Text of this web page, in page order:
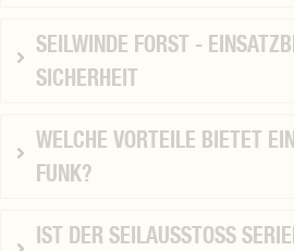
SEILWINDE FORST -
SICHERHEIT
WELCHE VORTEILE BIETET
FUNK?
IST DER SEILAUSSTOSS